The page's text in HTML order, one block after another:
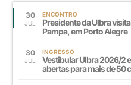
30
JUL
ENCONTRO
Presidente da Ulbra
Pampa, em Porto Alegre
30
JUL
INGRESSO
Vestibular Ulbra 2026/2
abertas para mais de 50